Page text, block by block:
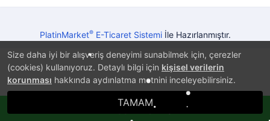
Size daha iyi bir alışveriş deneyimi sunabilmek için, çerezler
(cookies) kullanıyoruz. Detaylı bilgi için kişisel verilerin
korunması hakkında aydınlatma metnini inceleyebilirsiniz.
TAMAM
PlatinMarket®E-Ticaret Sistemiİle Hazırlanmıştır.
Whatsappla Sipariş Ver!